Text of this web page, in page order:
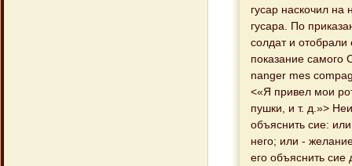
гусар наскочил
гусара. По
солдат и
показание самого
nanger mes
<«Я привел мои
пушки, и т. д.»>
объяснить сие:
него; или -
его объяснить